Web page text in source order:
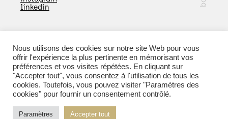
linkedin
EN SAVOIR PLUS
© 2026 Kopper - Tous droits réservés |
légales| Réalisation :PURE
Nous utilisons des cookies sur notre site Web pour vous
offrir l'expérience la plus pertinente en mémorisant vos
préférences et vos visites répétées. En cliquant sur
"Accepter tout", vous consentez à l'utilisation de tous les
cookies. Toutefois, vous pouvez visiter "Paramètres des
cookies" pour fournir un consentement contrôlé.
Paramètres Accepter tout